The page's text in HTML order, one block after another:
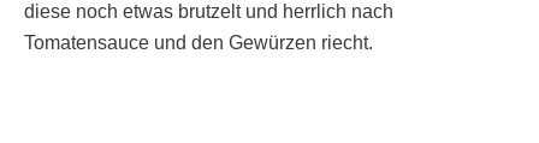
diese noch etwas brutzelt und herrlich nach
Tomatensauce und den Gewürzen riecht.